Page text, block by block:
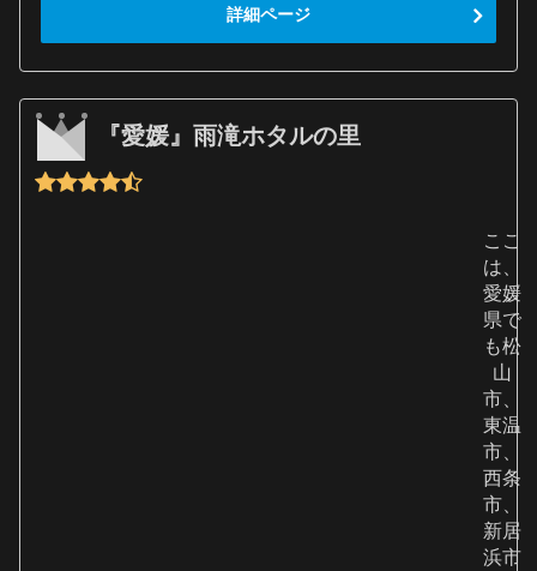
詳細ページ
『愛媛』雨滝ホタルの里
ここ
は、
愛媛
県で
も松
山
市、
東温
市、
西条
市、
新居
浜市